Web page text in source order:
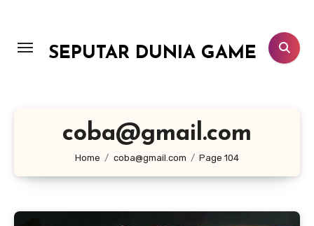
konten
SEPUTAR DUNIA GAME
coba@gmail.com
Home coba@gmail.com Page 104